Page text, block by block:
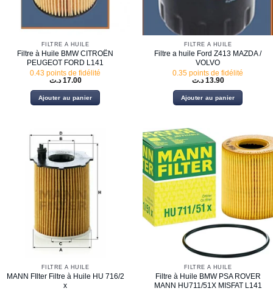
FILTRE À HUILE
Filtre à Huile BMW CITROËN
PEUGEOT FORD L141
0.43 points de fidélité
17.00 د.ت
Ajouter au panier
FILTRE À HUILE
Filtre a huile Ford Z413 MAZDA /
VOLVO
0.35 points de fidélité
13.90 د.ت
Ajouter au panier
FILTRE À HUILE
MANN FIlter Filtre à Huile HU 716/2
x
FILTRE À HUILE
Filtre à Huile BMW PSA ROVER
MANN HU711/51X MISFAT L141